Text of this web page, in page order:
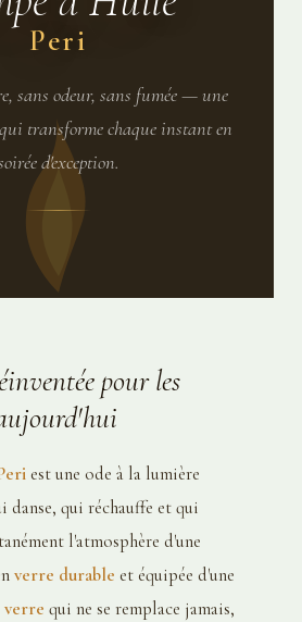
Peri
sans odeur, sans fumée — une
transforme chaque instant en
d'exception.
pour les
est une ode à la lumière
qui réchauffe et qui
l'atmosphère d'une
verre durable et équipée d'une
qui ne se remplace jamais,